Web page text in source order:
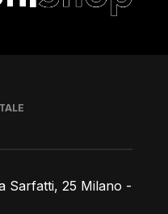
Sarfatti, 25 Milano -